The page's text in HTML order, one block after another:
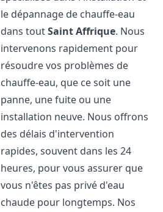
le dépannage de chauffe-eau
dans toutSaint Affrique. Nous
intervenons rapidement pour
résoudre vos problèmes de
chauffe-eau, que ce soit une
panne, une fuite ou une
installation neuve. Nous offrons
des délais d'intervention
rapides, souvent dans les 24
heures, pour vous assurer que
vous n'êtes pas privé d'eau
chaude pour longtemps. Nos